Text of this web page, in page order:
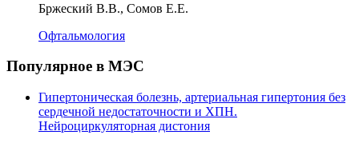
Бржеский В.В., Сомов Е.Е.
Офтальмология
Популярное в МЭС
Гипертоническая болезнь, артериальная гипертония без
сердечной недостаточности и ХПН.
Нейроциркуляторная дистония